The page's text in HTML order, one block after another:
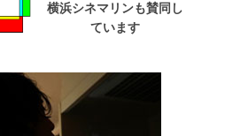
横浜シネマリンも賛同し
ています